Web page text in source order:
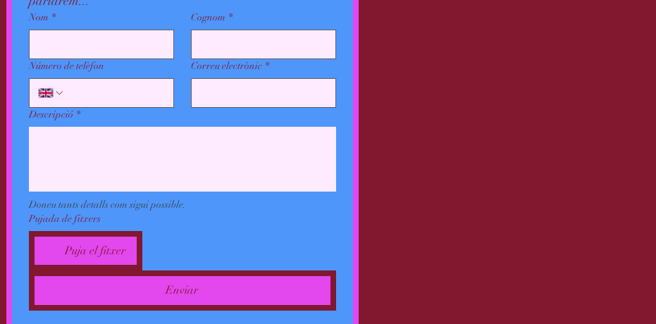
Nom * Cognom *
Número de telèfon Correu electrònic *
Descripció *
Doneu tants detalls com sigui possible.
Pujada de fitxers
Puja el fitxer
Enviar